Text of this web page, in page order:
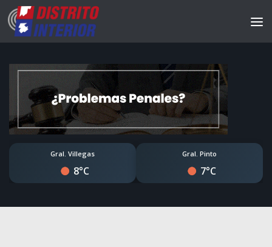
Gral. Villegas
8°C
Gral. Pinto
7°C